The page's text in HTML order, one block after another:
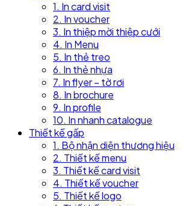
1. In card visit
2. In voucher
3. In thiệp mời thiệp cưới
4. In Menu
5. In thẻ treo
6. In thẻ nhựa
7. In flyer – tờ rơi
8. In brochure
9. In profile
10. In nhanh catalogue
Thiết kế gấp
1. Bộ nhận diện thương hiệu
2. Thiết kế menu
3. Thiết kế card visit
4. Thiết kế voucher
5. Thiết kế logo